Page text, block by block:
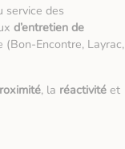
service des
d’entretien de
(Bon-Encontre, Layrac,
, la réactivitéet